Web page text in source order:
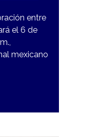
entre
el 6 de
mexicano